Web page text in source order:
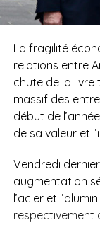
La fragilité
relations entre
chute de la livre
massif des
début de
de sa valeur et
Vendredi
augmentation
l’acier et
respectivement